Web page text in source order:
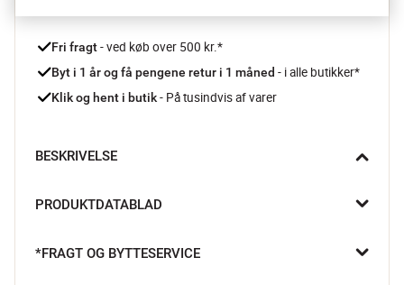
Fri fragt - ved køb over 500 kr.*
Byt i 1 år og få pengene retur i 1 måned - i alle butikker*
Klik og hent i butik - På tusindvis af varer
BESKRIVELSE
glaseret stentøj, der med sine varme, jordnære nuancer og
servering, og hver kande er et unikt mesterværk.
PRODUKTDATABLAD
*FRAGT OG BYTTESERVICE